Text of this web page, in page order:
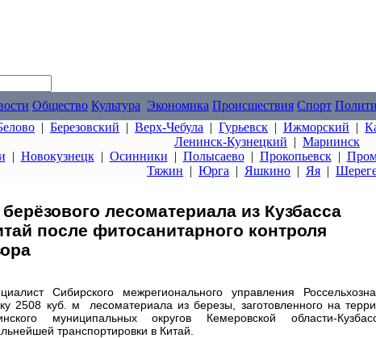
Общество Культура Экономика Происшествия Спорт
| Березовский | Верх-Чебула | Гурьевск | Ижморский |
Ленинск-Кузнецкий | Мариинск
| Новокузнецк| Осинники | Полысаево| Прокопьевск|
Тяжин | Юрга | Яшкино | Яя |
лесоматериала из Кузбасса
после фитосанитарного контроля
Сибирского межрегионального управления
2508 куб. м лесоматериала из березы, заготовленного на
муниципальных округов Кемеровской области-
транспортировки в Китай.